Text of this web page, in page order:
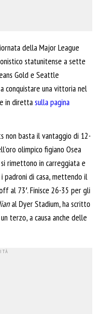
della Major League
statunitense a sette
Gold e Seattle
conquistare una vittoria nel
in direttasulla pagina
non basta il vantaggio di 12-
olimpico figiano Osea
rimettono in carreggiata e
padroni di casa, mettendo il
al 73′. Finisce 26-35 per gli
al Dyer Stadium, ha scritto
terzo, a causa anche delle